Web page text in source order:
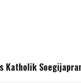
Katholik